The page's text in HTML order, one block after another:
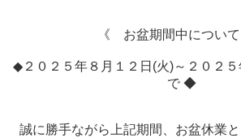
《 お盆期間中につい
◆２０２５年８月１２日(火)～２０２５
で ◆
誠に勝手ながら上記期間、お盆休業